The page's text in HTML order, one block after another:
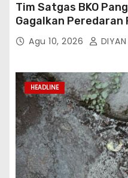
Tim Satgas BKO
Gagalkan Peredaran
Keras Ilegal Di
Agu 10, 2026
HEADLINE